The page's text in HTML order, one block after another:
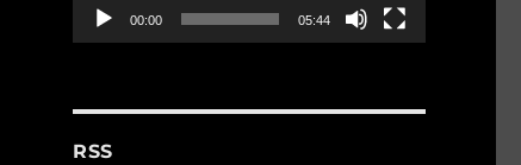
00:00 05:44
RSS